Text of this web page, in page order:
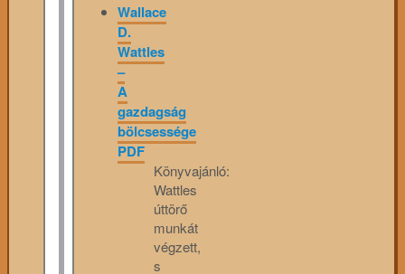
Wallace
D.
Wattles
–
A
gazdagság
bölcsessége
PDF
Könyvajánló:
Wattles
úttörő
munkát
végzett,
s